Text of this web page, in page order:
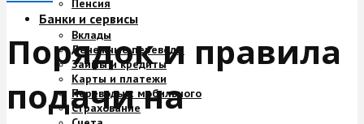
Пенсия
Банки и сервисы
Вклады
Денежные переводы
Займы и кредиты
Карты и платежи
Переводы с мобильного
Страхование
Порядок и правила
подачи на